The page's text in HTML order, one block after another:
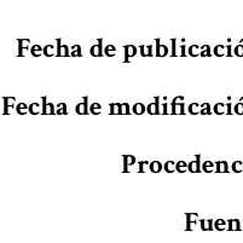
Fecha de
Fecha de